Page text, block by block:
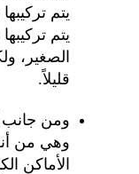
يتم
يتم
الصغير،
قليلاً.
ومن جانب
وهي من
الأماكن